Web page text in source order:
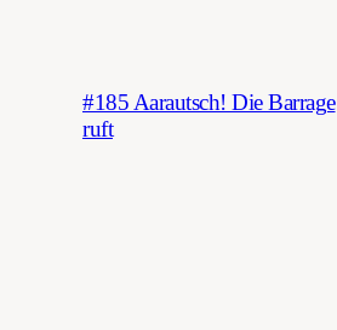
#185 Aarautsch! Die Barrage
ruft